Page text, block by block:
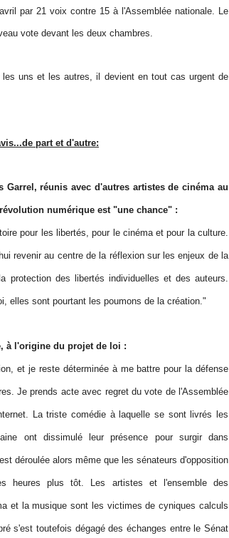
par 21 voix contre 15 à l'Assemblée nationale. Le
vote devant les deux chambres.
uns et les autres, il devient en tout cas urgent de
part et d'autre:
Garrel, réunis avec d'autres artistes de cinéma au
numérique est "une chance" :
pour les libertés, pour le cinéma et pour la culture.
revenir au centre de la réflexion sur les enjeux de la
protection des libertés individuelles et des auteurs.
elles sont pourtant les poumons de la création."
à l'origine du projet de loi :
et je reste déterminée à me battre pour la défense
Je prends acte avec regret du vote de l'Assemblée
La triste comédie à laquelle se sont livrés les
ont dissimulé leur présence pour surgir dans
déroulée alors même que les sénateurs d'opposition
heures plus tôt. Les artistes et l'ensemble des
et la musique sont les victimes de cyniques calculs
s'est toutefois dégagé des échanges entre le Sénat